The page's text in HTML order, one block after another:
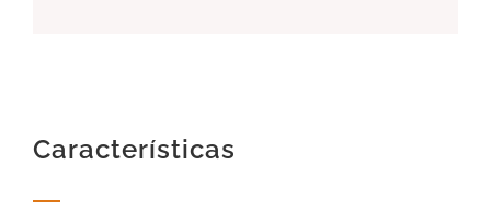
Características